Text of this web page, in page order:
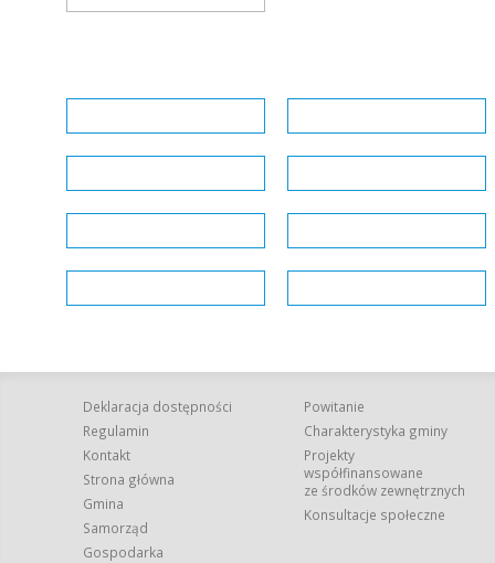
Deklaracja dostępności
Regulamin
Kontakt
Strona główna
Gmina
Samorząd
Gospodarka
Powitanie
Charakterystyka gminy
Projekty
współfinansowane
ze środków zewnętrznych
Konsultacje społeczne